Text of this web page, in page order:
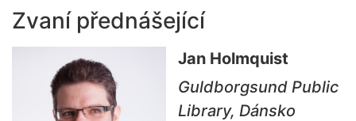
Zvaní přednášející
Jan Holmquist
Guldborgsund Public
Library, Dánsko